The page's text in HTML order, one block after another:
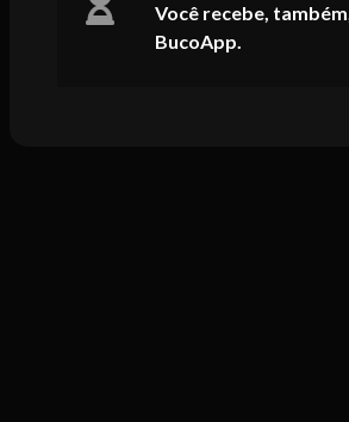
Você recebe,
BucoApp.